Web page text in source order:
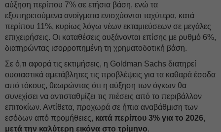
αύξηση περίπου 7% σε ετήσια βάση, ενώ τα
εξυπηρετούμενα ανοίγματα ενισχύονται ταχύτερα, κατά
περίπου 11%, κυρίως λόγω νέων εκταμιεύσεων σε μεγάλες
επιχειρήσεις. Οι καταθέσεις αυξάνονται επίσης με ρυθμό 6%,
διατηρώντας ισορροπημένη τη χρηματοδοτική βάση.
Σε ό,τι αφορά τις εκτιμήσεις, η Goldman Sachs διατηρεί
ουσιαστικά αμετάβλητες τις προβλέψεις για τα καθαρά έσοδα
από τόκους, θεωρώντας ότι η αύξηση των όγκων θα
συνεχίσει να αντισταθμίζει τις πιέσεις από το περιβάλλον
επιτοκίων. Αντίθετα, προχωρά σε ήπια αναβάθμιση των
εσόδων από προμήθειες, κατά περίπου 3% για το 2026,
μετά την καλύτερη εικόνα στο τρίμηνο.